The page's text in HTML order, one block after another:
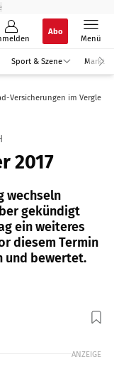
Abo
Menü
Sport & Szene Markt
Versicherungen im Vergleich
2017
wechseln
gekündigt
ein weiteres
diesem Termin
und bewertet.
Foto: MOTORRAD
ANZEIGE